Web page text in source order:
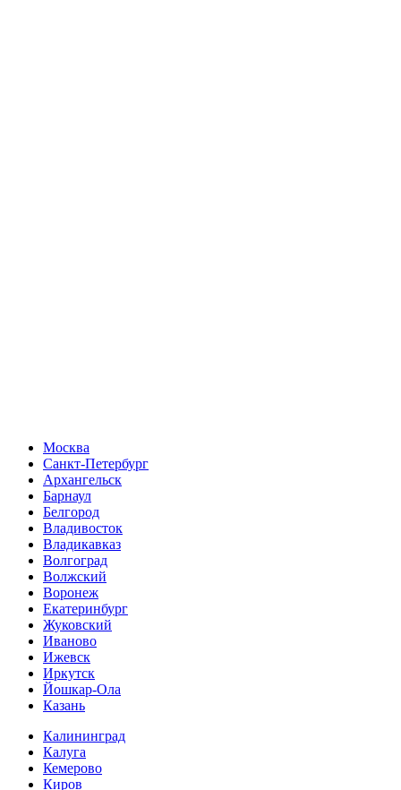
Москва
Санкт-Петербург
Архангельск
Барнаул
Белгород
Владивосток
Владикавказ
Волгоград
Волжский
Воронеж
Екатеринбург
Жуковский
Иваново
Ижевск
Иркутск
Йошкар-Ола
Казань
Калининград
Калуга
Кемерово
Киров